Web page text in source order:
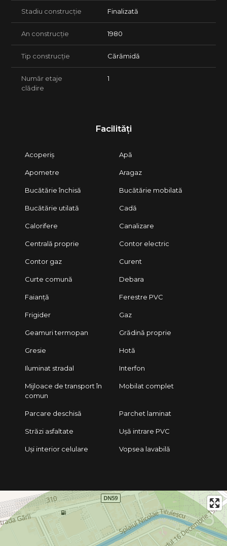
Stadiu construcție Finalizată
An construcție 1980
Tip construcție Cărămidă
Număr etaje
clădire
1
Facilități
Acoperiș Apă
Apometre Aragaz
Bucătărie închisă Bucătărie mobilată
Bucătărie utilată Cadă
Calorifere Canalizare
Centrală proprie Contor electric
Contor gaz Curent
Curte comună Debara
Faianță Ferestre PVC
Frigider Gaz
Geamuri termopan Grădină proprie
Gresie Hotă
Iluminat stradal Interfon
Mijloace de transport în
comun
Mobilat complet
Parcare deschisă Parchet laminat
Străzi asfaltate Ușă intrare PVC
Uși interior celulare Vopsea lavabilă